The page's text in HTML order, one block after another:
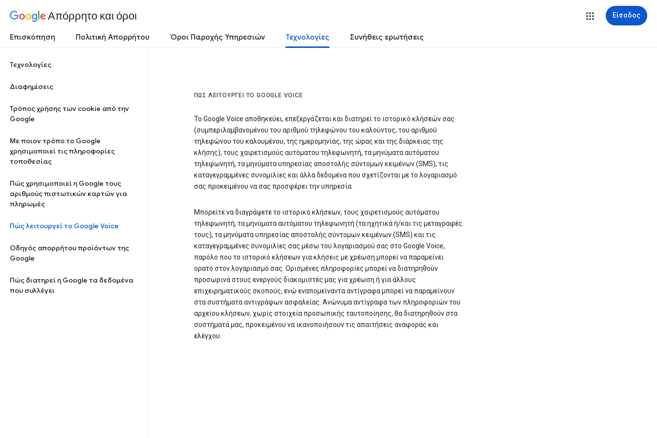
Απόρρητο και όροι Είσοδος
Επισκόπηση Πολιτική Απορρήτου Όροι Παροχής Υπηρεσιών Τεχνολογίες Συνήθεις ερωτήσεις
Τεχνολογίες
Διαφημίσεις
Τρόπος χρήσης των cookie από την
Google
Με ποιον τρόπο το Google
χρησιμοποιεί τις πληροφορίες
τοποθεσίας
Πώς χρησιμοποιεί η Google τους
αριθμούς πιστωτικών καρτών για
πληρωμές
Πώς λειτουργεί το Google Voice
Οδηγός απορρήτου προϊόντων της
Google
Πώς διατηρεί η Google τα δεδομένα
που συλλέγει
ΠΏΣ ΛΕΙΤΟΥΡΓΕΊ ΤΟ GOOGLE VOICE
Το Google Voice αποθηκεύει, επεξεργάζεται και διατηρεί το ιστορικό κλήσεών σας
(συμπεριλαμβανομένου του αριθμού τηλεφώνου του καλούντος, του αριθμού
τηλεφώνου του καλουμένου, της ημερομηνίας, της ώρας και της διάρκειας της
κλήσης), τους χαιρετισμούς αυτόματου τηλεφωνητή, τα μηνύματα αυτόματου
τηλεφωνητή, τα μηνύματα υπηρεσίας αποστολής σύντομων κειμένων (SMS), τις
καταγεγραμμένες συνομιλίες και άλλα δεδομένα που σχετίζονται με το λογαριασμό
σας προκειμένου να σας προσφέρει την υπηρεσία.
Μπορείτε να διαγράψετε το ιστορικό κλήσεων, τους χαιρετισμούς αυτόματου
τηλεφωνητή, τα μηνύματα αυτόματου τηλεφωνητή (τα ηχητικά ή/και τις μεταγραφές
τους), τα μηνύματα υπηρεσίας αποστολής σύντομων κειμένων (SMS) και τις
καταγεγραμμένες συνομιλίες σας μέσω του λογαριασμού σας στο Google Voice,
παρόλο που το ιστορικό κλήσεων για κλήσεις με χρέωση μπορεί να παραμείνει
ορατό στον λογαριασμό σας. Ορισμένες πληροφορίες μπορεί να διατηρηθούν
προσωρινά στους ενεργούς διακομιστές μας για χρέωση ή για άλλους
επιχειρηματικούς σκοπούς, ενώ εναπομείναντα αντίγραφα μπορεί να παραμείνουν
στα συστήματα αντιγράφων ασφαλείας. Ανώνυμα αντίγραφα των πληροφοριών του
αρχείου κλήσεων, χωρίς στοιχεία προσωπικής ταυτοποίησης, θα διατηρηθούν στα
συστήματά μας, προκειμένου να ικανοποιήσουν τις απαιτήσεις αναφοράς και
ελέγχου.